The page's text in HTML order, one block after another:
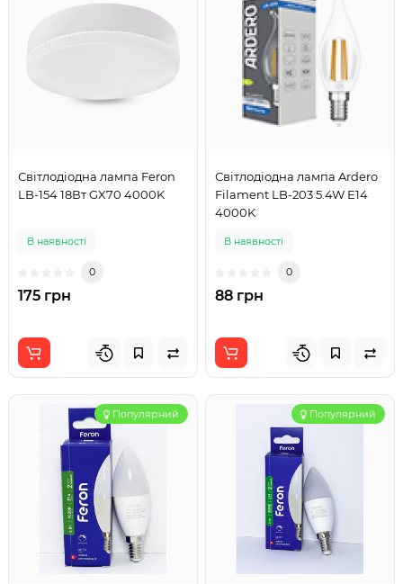
Світлодіодна лампа Feron
LB-154 18Вт GX70 4000K
В наявності
0
175 грн
Світлодіодна лампа Ardero
Filament LB-203 5.4W E14
4000K
В наявності
0
88 грн
Популярний Популярний